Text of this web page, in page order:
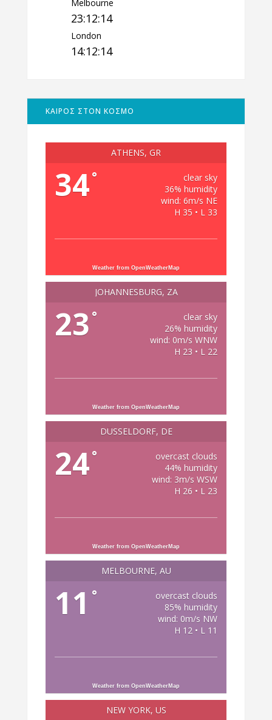
Melbourne
23:12:15
London
14:12:15
ΚΑΙΡΟΣ ΣΤΟΝ ΚΟΣΜΟ
ATHENS, GR
34°
clear sky
36% humidity
wind: 6m/s NE
H 35 • L 33
Weather from OpenWeatherMap
JOHANNESBURG, ZA
23 °
clear sky
26% humidity
wind: 0m/s WNW
H 23 • L 22
Weather from OpenWeatherMap
DÜSSELDORF, DE
24°
overcast clouds
44% humidity
wind: 3m/s WSW
H 26 • L 23
Weather from OpenWeatherMap
MELBOURNE, AU
11 °
overcast clouds
85% humidity
wind: 0m/s NW
H 12 • L 11
Weather from OpenWeatherMap
NEW YORK, US